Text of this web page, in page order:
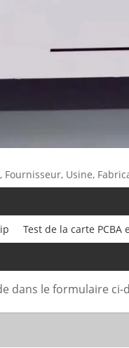
Fournisseur, Usine,
Test de la carte
dans le formulaire